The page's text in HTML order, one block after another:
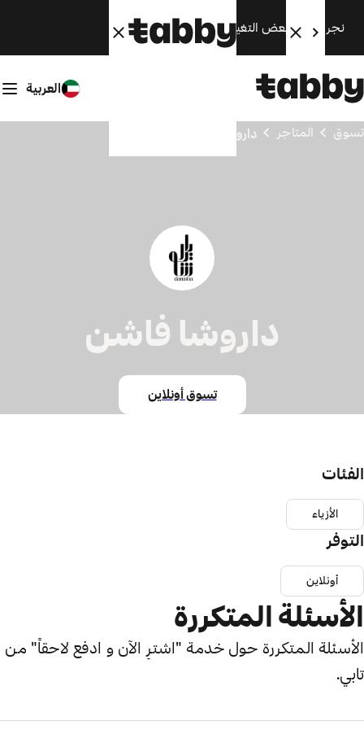
نجري الآن بعض التغييرات. سنعود قريبًا.
العربية
تسوق المتاجر داروشا فاشن
داروشا فاشن
تسوق أونلاين
الفئات
الأزياء
التوفر
أونلاين
الأسئلة المتكررة
الأسئلة المتكررة حول خدمة "اشترِ الآن و ادفع لاحقاً" من
تابي.